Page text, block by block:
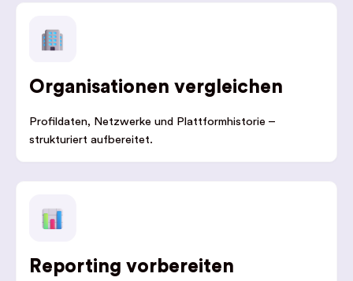
Organisationen vergleichen
Profildaten, Netzwerke und Plattformhistorie –
strukturiert aufbereitet.
Reporting vorbereiten